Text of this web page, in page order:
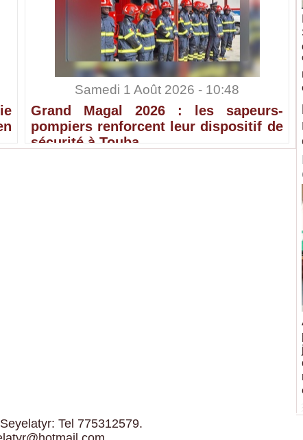
Samedi 1 Août 2026 - 10:48
Grand Magal 2026 : les sapeurs-
pompiers renforcent leur dispositif de
sécurité à Touba
Tel 775312579.